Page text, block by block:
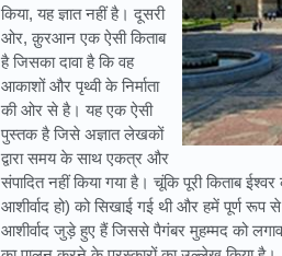
किया, यह ज्ञात नहीं है। दूसरी
ओर, क़ुरआन एक ऐसी किताब
है जिसका दावा है कि वह
आकाशों और पृथ्वी के निर्माता
की ओर से है। यह एक ऐसी
पुस्तक है जिसे अज्ञात लेखकों
द्वारा समय के साथ एकत्र और
संपादित नहीं किया गया है। चूंकि पूरी किताब
आशीर्वाद हो) को सिखाई गई थी और हमें पूर्ण
आशीर्वाद जुड़े हुए हैं जिससे पैगंबर मुहम्मद को